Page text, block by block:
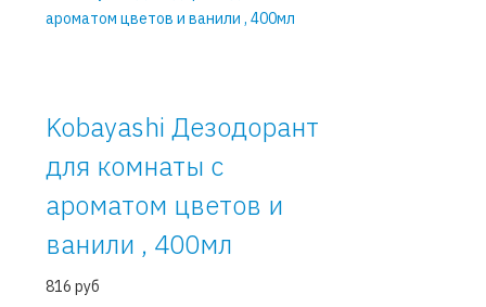
Kobayashi Дезодорант
для комнаты с
ароматом цветов и
ванили , 400мл
816 руб